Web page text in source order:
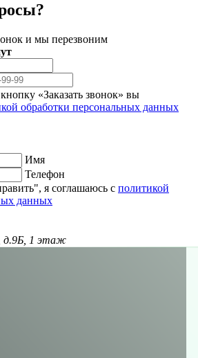
и мы перезвоним
«Заказать звонок» вы
обработки персональных данных
Имя
Телефон
я соглашаюсь с политикой
данных
д.9Б, 1 этаж